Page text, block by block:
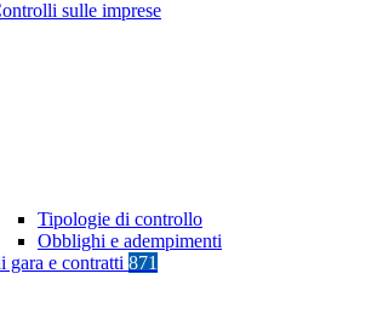
sulle imprese
Tipologie di controllo
Obblighi e adempimenti
gara e contratti 871